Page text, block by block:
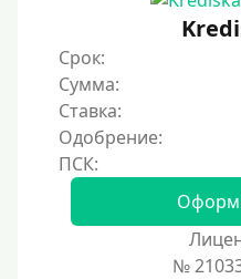
С просрочками
Залог
Под залог ПТС
Без залога
Под залог недвижимости
Под ПТС по доверенности
Срок:
Сумма:
Ставка:
Одобрение:
№